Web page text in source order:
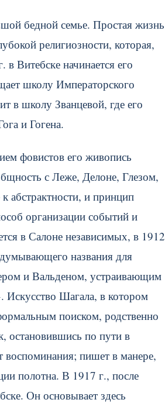
бедной семье. Простая жизнь
религиозности, которая,
Витебске начинается его
школу Императорского
в школу Званцевой, где его
и Гогена.
фовистов его живопись
с Леже, Делоне, Глезом,
абстрактности, и принцип
организации событий и
в Салоне независимых, в 1912
названия для
и Вальденом, устраивающим
Искусство Шагала, в котором
поиском, родственно
остановившись по пути в
пишет в манере,
полотна. В 1917 г., после
Он основывает здесь